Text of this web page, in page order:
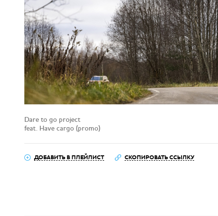
Dare to go project
feat. Have cargo (promo)
ДОБАВИТЬ В ПЛЕЙЛИСТ СКОПИРОВАТЬ ССЫЛКУ